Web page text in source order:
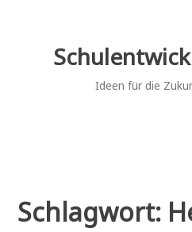
Ideen für die
Schlagwort: